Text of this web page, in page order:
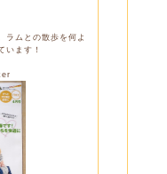
ラムとの散歩を何よ
います！